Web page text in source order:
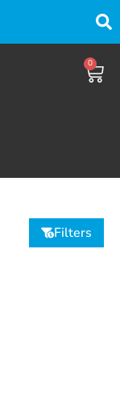
0
Filters